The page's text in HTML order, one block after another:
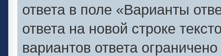
ответа в поле «Варианты
ответа на новой строке
вариантов ответа